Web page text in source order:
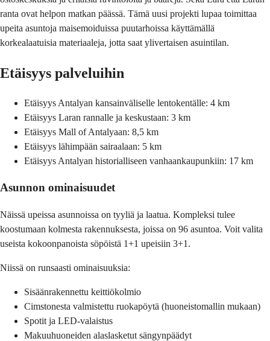
ranta ovat helpon matkan päässä. Tämä uusi projekti lupaa toimittaa
upeita asuntoja maisemoiduissa puutarhoissa käyttämällä
korkealaatuisia materiaaleja, jotta saat ylivertaisen asuintilan.
Etäisyys palveluihin
Etäisyys Antalyan kansainväliselle lentokentälle: 4 km
Etäisyys Laran rannalle ja keskustaan: 3 km
Etäisyys Mall of Antalyaan: 8,5 km
Etäisyys lähimpään sairaalaan: 5 km
Etäisyys Antalyan historialliseen vanhaankaupunkiin: 17 km
Asunnon ominaisuudet
Näissä upeissa asunnoissa on tyyliä ja laatua. Kompleksi tulee
koostumaan kolmesta rakennuksesta, joissa on 96 asuntoa. Voit valita
useista kokoonpanoista söpöistä 1+1 upeisiin 3+1.
Niissä on runsaasti ominaisuuksia:
Sisäänrakennettu keittiökolmio
Cimstonesta valmistettu ruokapöytä (huoneistomallin mukaan)
Spotit ja LED-valaistus
Makuuhuoneiden alaslasketut sängynpäädyt